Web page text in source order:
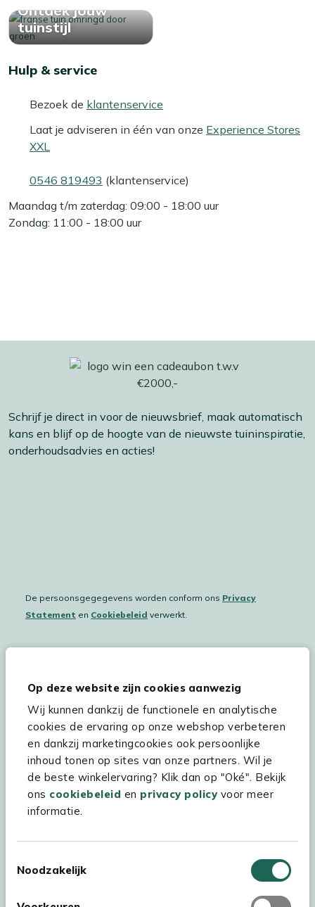
Op deze website zijn cookies aanwezig
Wij kunnen dankzij de functionele en analytische
cookies de ervaring op onze webshop verbeteren
en dankzij marketingcookies ook persoonlijke
inhoud tonen op sites van onze partners. Wil je
de beste winkelervaring? Klik dan op "Oké". Bekijk
ons cookiebeleid en privacy policyvoor meer
informatie.
Noodzakelijk
Ontdek jouw
tuinstijl
Hulp & service
Bezoek de klantenservice
Laat je adviseren in één van onze Experience Stores
XXL
0546 819493 (klantenservice)
Maandag t/m zaterdag: 09:00 - 18:00 uur
Zondag: 11:00 - 18:00 uur
Schrijf je direct in voor de nieuwsbrief, maak automatisch
kans en blijf op de hoogte van de nieuwste tuininspiratie,
onderhoudsadvies en acties!
De persoonsgegegevens worden conform ons Privacy
Statement en Cookiebeleid verwerkt.
Hulp & service
Assortiment
Kees Smit Tuinmeubelen
Experience Stores XXL